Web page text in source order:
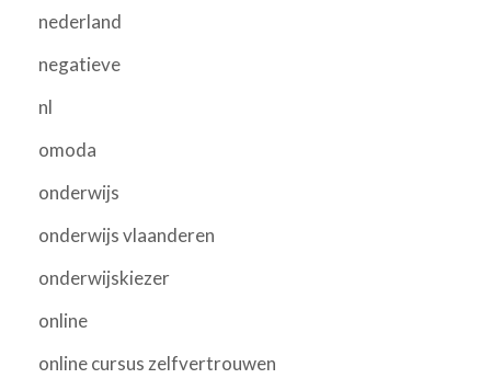
nederland
negatieve
nl
omoda
onderwijs
onderwijs vlaanderen
onderwijskiezer
online
online cursus zelfvertrouwen